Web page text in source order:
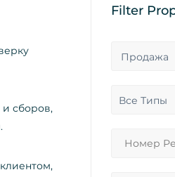
сборов,
Filter
Продажа
Все Типы